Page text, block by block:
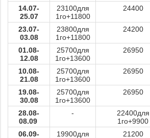
14.07-
25.07
23100для
1го+11800
24400
23.07-
03.08
23800для
1го+11800
24200
01.08-
12.08
25700для
1го+13600
26950
10.08-
21.08
25700для
1го+13600
26950
19.08-
30.08
25700для
1го+13600
26950
28.08-
08.09
-
22400для
1го+9900
06.09-
19900для
21200